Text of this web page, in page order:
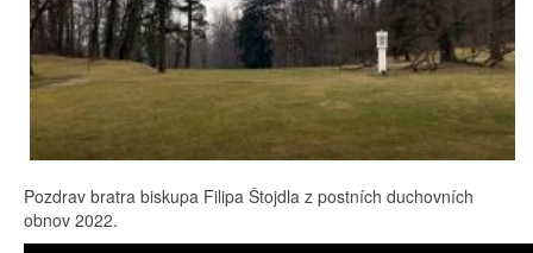
Pozdrav bratra biskupa Filipa Štojdla z postních duchovních
obnov 2022.